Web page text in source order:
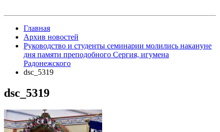
Главная
Архив новостей
Руководство и студенты семинарии молились накануне
дня памяти преподобного Сергия, игумена
Радонежского
dsc_5319
dsc_5319